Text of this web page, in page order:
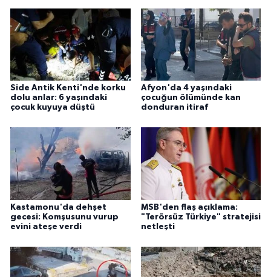
Side Antik Kenti'nde korku
dolu anlar: 6 yaşındaki
çocuk kuyuya düştü
Afyon'da 4 yaşındaki
çocuğun ölümünde kan
donduran itiraf
Kastamonu'da dehşet
gecesi: Komşusunu vurup
evini ateşe verdi
MSB'den flaş açıklama:
"Terörsüz Türkiye" stratejisi
netleşti